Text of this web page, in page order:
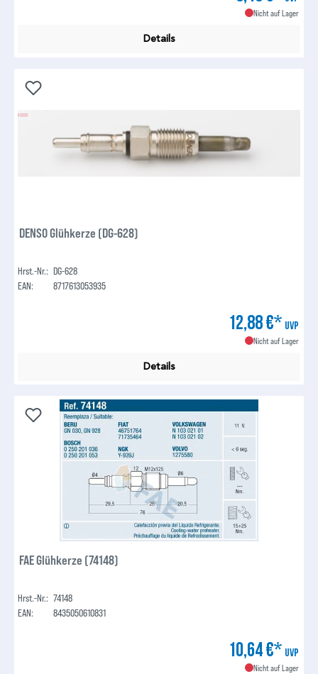
Nicht auf Lager
Details
DENSO Glühkerze (DG-628)
Hrst.-Nr.: DG-628
EAN:
8717613053935
12,88 €* UVP
Nicht auf Lager
Details
FAE Glühkerze (74148)
Hrst.-Nr.: 74148
EAN:
8435050610831
10,64 €* UVP
Nicht auf Lager